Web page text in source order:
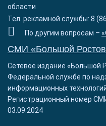
области
Тел. рекламной службы: 8
По другим вопросам –
СМИ «Большой
Сетевое издание «Большой
Федеральной службе по
информационных
Регистрационный номер
03.09.2024